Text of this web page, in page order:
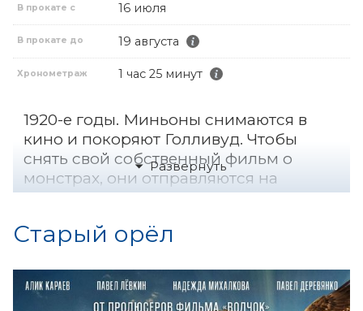
В прокате с 16 июля
В прокате до 19 августа
Хронометраж 1 час 25 минут
1920-е годы. Миньоны снимаются в
кино и покоряют Голливуд. Чтобы
снять свой собственный фильм о
монстрах, они отправляются на
поиски самых пугающих существ.
Старый орёл